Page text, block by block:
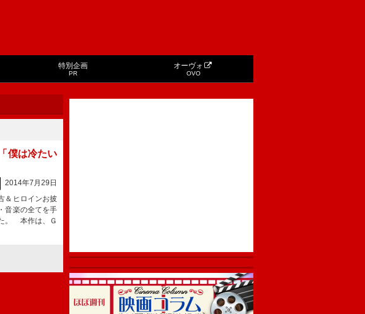
特別企画
PR
オーヴォ
OVO
僕は冷たい
2014年7月29日
＆ヒロインお披
音楽の全てを手
。 本作は、Ｇ